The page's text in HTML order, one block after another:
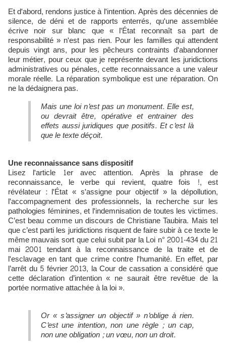
Et d'abord, rendons justice à l'intention. Après des décennies de
silence, de déni et de rapports enterrés, qu'une assemblée
écrive noir sur blanc que « l'État reconnaît sa part de
responsabilité » n'est pas rien. Pour les familles qui attendent
depuis vingt ans, pour les pêcheurs contraints d'abandonner
leur métier, pour ceux que je représente devant les juridictions
administratives ou pénales, cette reconnaissance a une valeur
morale réelle. La réparation symbolique est une réparation. On
ne la dédaignera pas.
Mais une loi n'est pas un monument. Elle est,
ou devrait être, opérative et entrainer des
effets aussi juridiques que positifs. Et c'est là
que le texte déçoit.
Une reconnaissance sans dispositif
Lisez l'article 1er avec attention. Après la phrase de
reconnaissance, le verbe qui revient, quatre fois !, est
révélateur : l'État « s'assigne pour objectif » la dépollution,
l'accompagnement des professionnels, la recherche sur les
pathologies féminines, et l'indemnisation de toutes les victimes.
C’est beau comme un discours de Christiane Taubira. Mais tel
que c’est parti les juridictions risquent de faire subir à ce texte le
même mauvais sort que celui subit par la Loi n° 2001-434 du 21
mai 2001 tendant à la reconnaissance de la traite et de
l'esclavage en tant que crime contre l'humanité. En effet, par
l’arrêt du 5 février 2013, la Cour de cassation a considéré que
cette déclaration d’intention « ne saurait être revêtue de la
portée normative attachée à la loi ».
Or « s'assigner un objectif » n'oblige à rien.
C'est une intention, non une règle ; un cap,
non une obligation ; un vœu, non un droit.